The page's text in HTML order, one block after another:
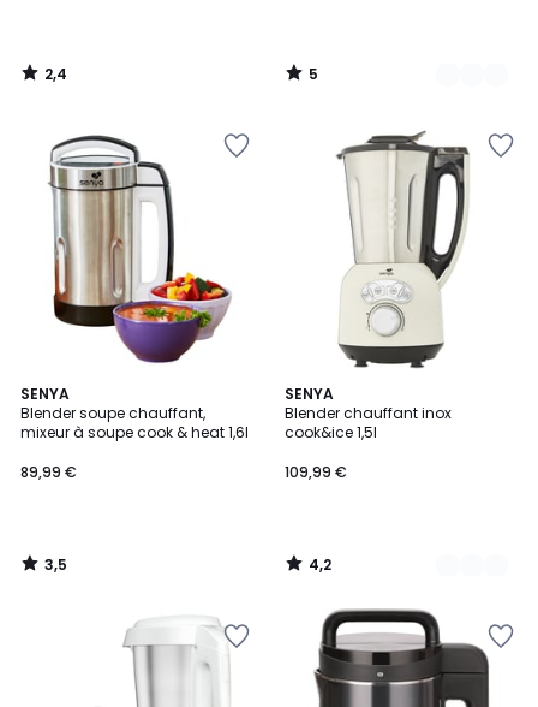
2,4
/
5
/
SENYA
Blender soupe chauffant,
mixeur à soupe cook & heat 1,6l
89,99 €
3,5
/ 5
3,5
/
SENYA
Blender chauffant inox
cook&ice 1,5l
109,99 €
4,2
/ 5
2
Couleurs
4,2
/